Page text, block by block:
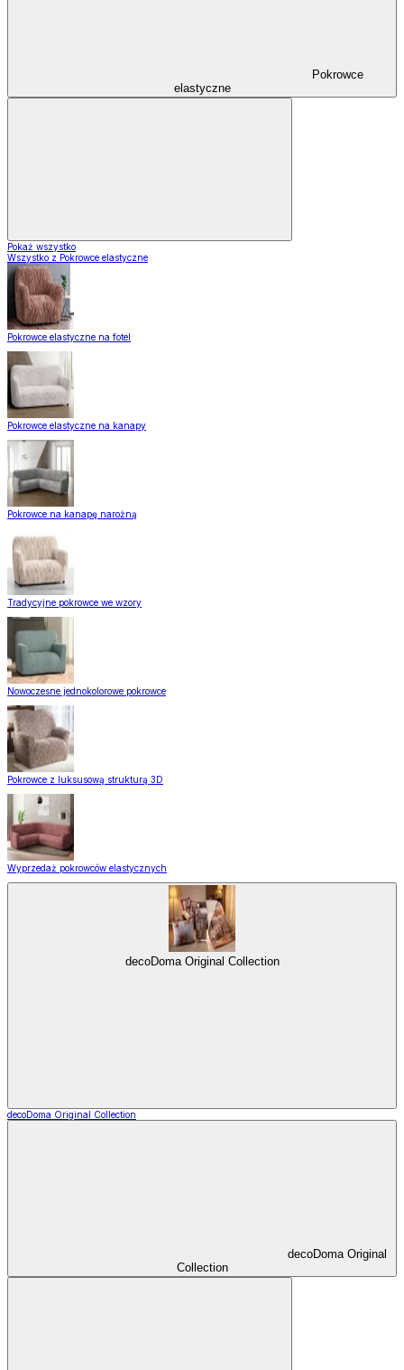
Pokrowce
elastyczne
Pokaż wszystko
Wszystko z Pokrowce elastyczne
Pokrowce elastyczne na fotel
Pokrowce elastyczne na kanapy
Pokrowce na kanapę narożną
Tradycyjne pokrowce we wzory
Nowoczesne jednokolorowe pokrowce
Pokrowce z luksusową strukturą 3D
Wyprzedaż pokrowców elastycznych
decoDoma Original Collection
decoDoma Original Collection
decoDoma Original
Collection